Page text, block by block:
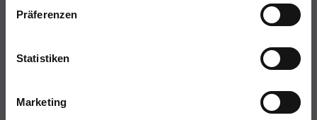
Präferenzen
Statistiken
Marketing
WDV-Systeme
Putze- und Spachtelmassen
Werkzeug & Maschinen